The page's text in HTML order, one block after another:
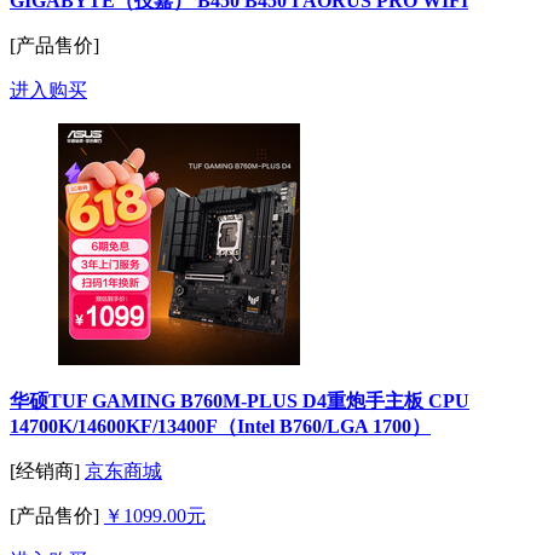
[产品售价]
进入购买
华硕TUF GAMING B760M-PLUS D4重炮手主板 CPU
14700K/14600KF/13400F（Intel B760/LGA 1700）
[经销商] 京东商城
[产品售价] ￥1099.00元